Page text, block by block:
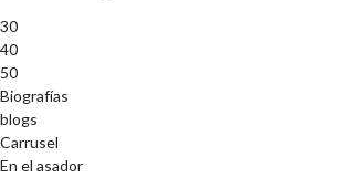
30
40
50
Biografías
blogs
Carrusel
En el asador